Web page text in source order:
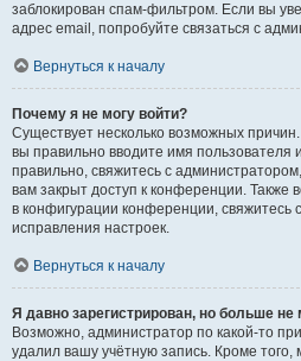
заблокирован спам-фильтром. Если вы
адрес email, попробуйте связаться с
Вернуться к началу
Почему я не могу войти?
Существует несколько возможных
вы правильно вводите имя
правильно, свяжитесь с
вам закрыт доступ к конференции.
в конфигурации конференции, свяжитесь
исправления настроек.
Вернуться к началу
Я давно зарегистрирован, но больше не
Возможно, администратор по какой-то
удалил вашу учётную запись. Кроме того,